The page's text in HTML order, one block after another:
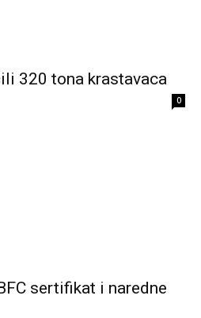
320 tona krastavaca
0
sertifikat i naredne